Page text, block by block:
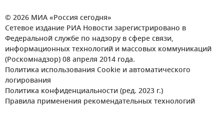
© 2026 МИА «Россия сегодня»
Сетевое издание РИА Новости зарегистрировано в
Федеральной службе по надзору в сфере связи,
информационных технологий и массовых коммуникаций
(Роскомнадзор) 08 апреля 2014 года.
Политика использования Cookie и автоматического
логирования
Политика конфиденциальности (ред. 2023 г.)
Правила применения рекомендательных технологий